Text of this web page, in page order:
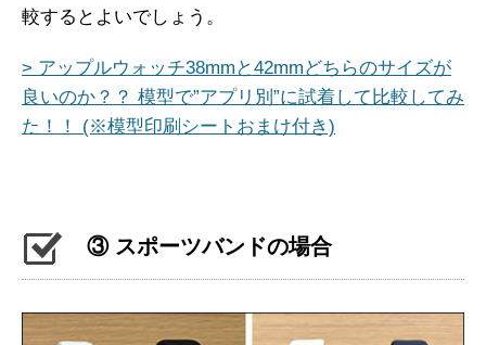
較するとよいでしょう。
> アップルウォッチ38mmと42mmどちらのサイズが
良いのか？？ 模型で”アプリ別”に試着して比較してみ
た！！ (※模型印刷シートおまけ付き)
③ スポーツバンドの場合